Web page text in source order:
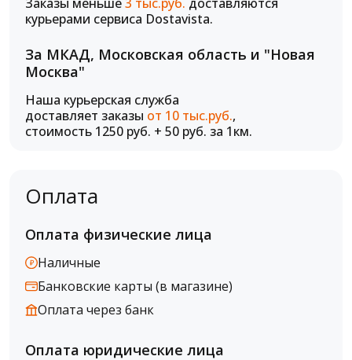
курьерами сервиса Dostavista.
За МКАД, Московская область и "Новая
Москва"
Наша курьерская служба
доставляет заказы от 10 тыс.руб.,
стоимость 1250 руб. + 50 руб. за 1км.
Оплата
Оплата физические лица
Наличные
Банковские карты (в магазине)
Оплата через банк
Оплата юридические лица